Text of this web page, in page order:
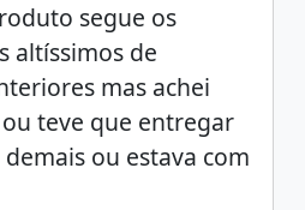
segue os
altíssimos de
mas achei
teve que entregar
ou estava com